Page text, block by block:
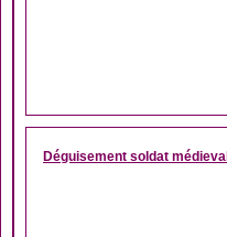
Déguisement soldat médieval